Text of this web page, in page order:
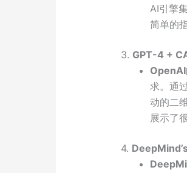
AI引擎
简单的
3. GPT-4 +
求。通
动的二
展示了
4.